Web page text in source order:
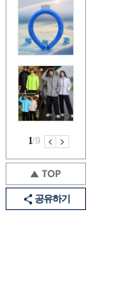
1/9
공유하기